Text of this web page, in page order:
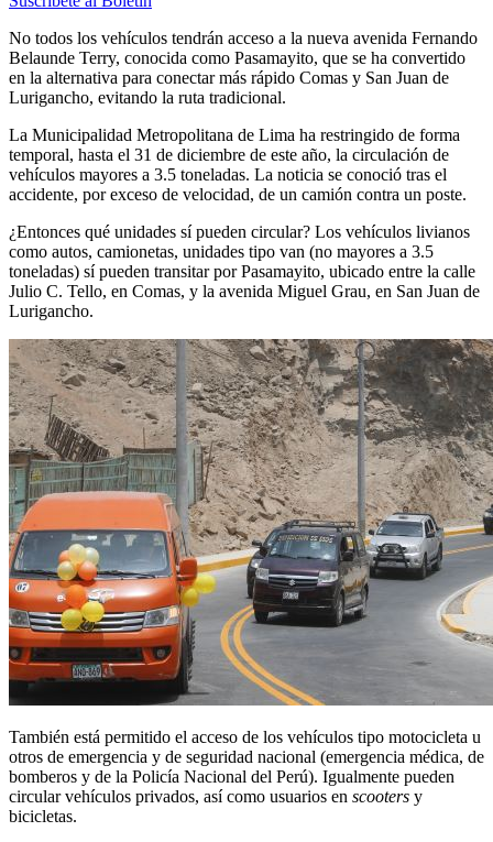
No todos los vehículos tendrán acceso a la nueva avenida Fernando
Belaunde Terry, conocida como Pasamayito, que se ha convertido
en la alternativa para conectar más rápido Comas y San Juan de
Lurigancho, evitando la ruta tradicional.
La Municipalidad Metropolitana de Lima ha restringido de forma
temporal, hasta el 31 de diciembre de este año, la circulación de
vehículos mayores a 3.5 toneladas. La noticia se conoció tras el
accidente, por exceso de velocidad, de un camión contra un poste.
¿Entonces qué unidades sí pueden circular? Los vehículos livianos
como autos, camionetas, unidades tipo van (no mayores a 3.5
toneladas) sí pueden transitar por Pasamayito, ubicado entre la calle
Julio C. Tello, en Comas, y la avenida Miguel Grau, en San Juan de
Lurigancho.
También está permitido el acceso de los vehículos tipo motocicleta u
otros de emergencia y de seguridad nacional (emergencia médica, de
bomberos y de la Policía Nacional del Perú). Igualmente pueden
circular vehículos privados, así como usuarios en scooters y
bicicletas.